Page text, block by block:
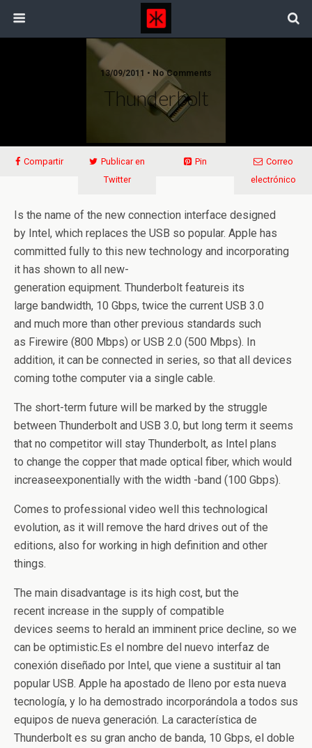
13/09/2011 • No Comments
Thunderbolt
Compartir
Publicar en
Twitter
Pin
Correo
electrónico
Is the name of the new connection interface designed
by Intel, which replaces the USB so popular. Apple has
committed fully to this new technology and incorporating
it has shown to all new-
generation equipment. Thunderbolt featureis its
large bandwidth, 10 Gbps, twice the current USB 3.0
and much more than other previous standards such
as Firewire (800 Mbps) or USB 2.0 (500 Mbps). In
addition, it can be connected in series, so that all devices
coming tothe computer via a single cable.
The short-term future will be marked by the struggle
between Thunderbolt and USB 3.0, but long term it seems
that no competitor will stay Thunderbolt, as Intel plans
to change the copper that made ​​optical fiber, which would
increaseexponentially with the width -band (100 Gbps).
Comes to professional video well this technological
evolution, as it will remove the hard drives out of the
editions, also for working in high definition and other
things.
The main disadvantage is its high cost, but the
recent increase in the supply of compatible
devices seems to herald an imminent price decline, so we
can be optimistic.Es el nombre del nuevo interfaz de
conexión diseñado por Intel, que viene a sustituir al tan
popular USB. Apple ha apostado de lleno por esta nueva
tecnología, y lo ha demostrado incorporándola a todos sus
equipos de nueva generación. La característica de
Thunderbolt es su gran ancho de banda, 10 Gbps, el doble